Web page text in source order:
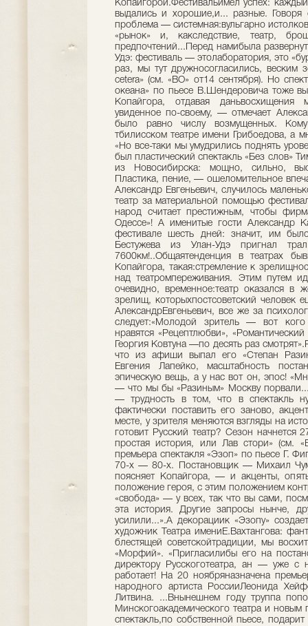
Копайгорой.Фестивальимел успех:
выдались и хорошие,и... разные. Говоря
проблема — системная:вульгарно
«рынок» и, какследствие, театр,
предпочтений...Перед намибыла
Удэ: фестиваль — этолаборатория, это
раз, мы тут дружносогласились, веским
cetera» (см. «ВО» от14 сентября). Но
океана» по пьесе В.Шендеровича тоже
Копайгора, отдавая даньвосхищения
увиденное по-своему, — отмечает
было равно числу возмущенных.
тбилисском театре имени Грибоедова, а
«Но все-таки мы умудрились поднять
был пластический спектакль «Без слов»
из Новосибирска: мощно, сильно,
Пластика, пение, — ошеломительное
Александр Евгеньевич, случилось
театр за материальной помощью
народ считает престижным, чтобы
Одессе»! А именитые гости Александр
фестивале шесть дней: значит, им
Бестужева из Улан-Удэ пригнал
7600км!..Общаятенденция в театрах
Копайгора, такая:стремление к
над театромпереживания. Этим путем
очевидно, временное:театр оказался в
зрелищ, которыхпостсоветский человек
АлександрЕвгеньевич, все же за
следует:«Молодой зритель — вот
нравятся «Рецептлюбви»,
Георгия Ковтуна —по десять раз
что из афиши выпал его «Степан
Евгения Лапейко, масштабность
эпическую вещь, а у нас вот он, эпос!
— что мы бы «Разиным» Москву
— трудность в том, что в спектакль
фактически поставить его заново,
месте, у зрителя меняются взгляды на
готовит Русский театр? Сезон начнется
простая история, или Лав стори» (см.
премьера спектакля «Эзоп» по пьесе Г.
70-х — 80-х. Постановщик — Михаил
поясняет Копайгора, — и акценты,
положение героя, с этим положением
«свобода» — у всех, так что вы сами,
эта история. Другие запросы нынче,
усилили...».А декорациик «Эзопу»
художник Театра имениЕ.Вахтангова:
блестящей советскойтрадиции, мы
«Морфий». «Пригласилибы его на
директору Русскоготеатра, ан — уже
работает! На 20 ноябряназначена
народного артиста РоссииЛеонида
Литвина. ...Внынешнем году труппа
Минскогоакадемического театра и
спектакль,по собственной пьесе,